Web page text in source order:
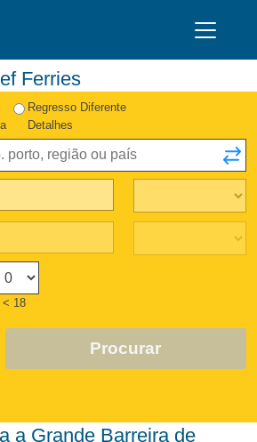
Ferries
Regresso Diferente
Detalhes
< 18
Procurar